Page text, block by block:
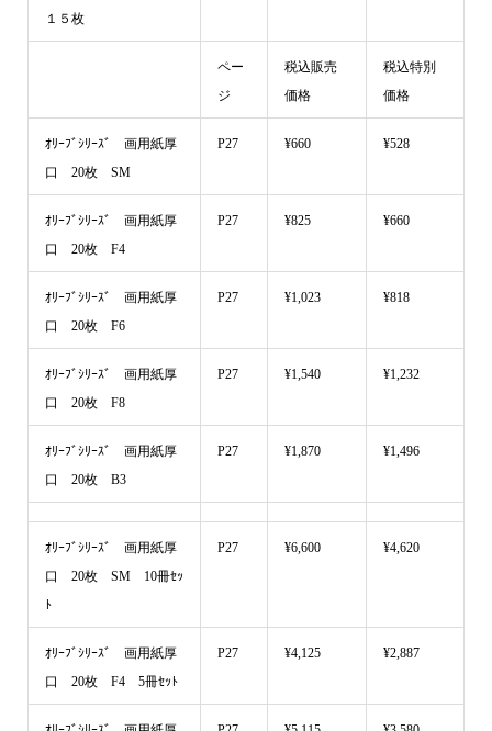
１５枚
ペー
ジ
税込販売
価格
税込特別
価格
ｵﾘｰﾌﾞｼﾘｰｽﾞ 画用紙厚
口 20枚 SM
P27 ¥660 ¥528
ｵﾘｰﾌﾞｼﾘｰｽﾞ 画用紙厚
口 20枚 F4
P27 ¥825 ¥660
ｵﾘｰﾌﾞｼﾘｰｽﾞ 画用紙厚
口 20枚 F6
P27 ¥1,023 ¥818
ｵﾘｰﾌﾞｼﾘｰｽﾞ 画用紙厚
口 20枚 F8
P27 ¥1,540 ¥1,232
ｵﾘｰﾌﾞｼﾘｰｽﾞ 画用紙厚
口 20枚 B3
P27 ¥1,870 ¥1,496
ｵﾘｰﾌﾞｼﾘｰｽﾞ 画用紙厚
口 20枚 SM 10冊ｾｯ
ﾄ
P27 ¥6,600 ¥4,620
ｵﾘｰﾌﾞｼﾘｰｽﾞ 画用紙厚
口 20枚 F4 5冊ｾｯﾄ
P27 ¥4,125 ¥2,887